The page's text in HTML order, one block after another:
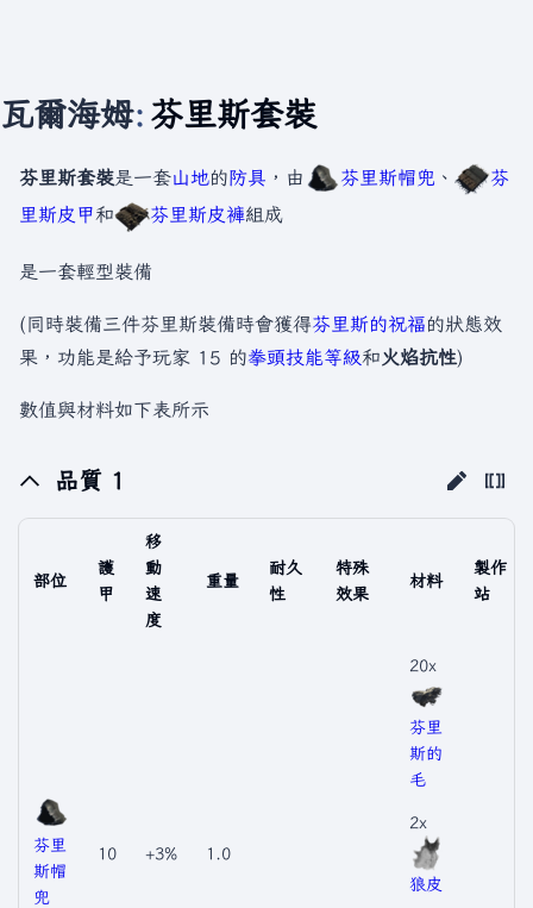
瓦爾海姆: 芬里斯套裝
芬里斯套裝是一套山地的防具 ，由 芬里斯帽兜 、
芬
里斯皮甲和 芬里斯皮褲組成
是一套輕型裝備
(同時裝備三件芬里斯裝備時會獲得芬里斯的祝福的狀態效
果，功能是給予玩家 15 的拳頭技能等級和火焰抗性)
數值與材料如下表所示
品質 1
部位
護
甲
移
動
速
度
重量
耐久
性
特殊
效果
材料
製作
站
芬里
斯帽
兜
10 +3% 1.0
20x
芬里
斯的
毛
2x
狼皮